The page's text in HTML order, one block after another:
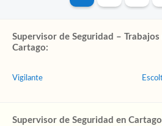
Supervisor de Seguridad –
Cartago:
Vigilante
Supervisor de Seguridad en